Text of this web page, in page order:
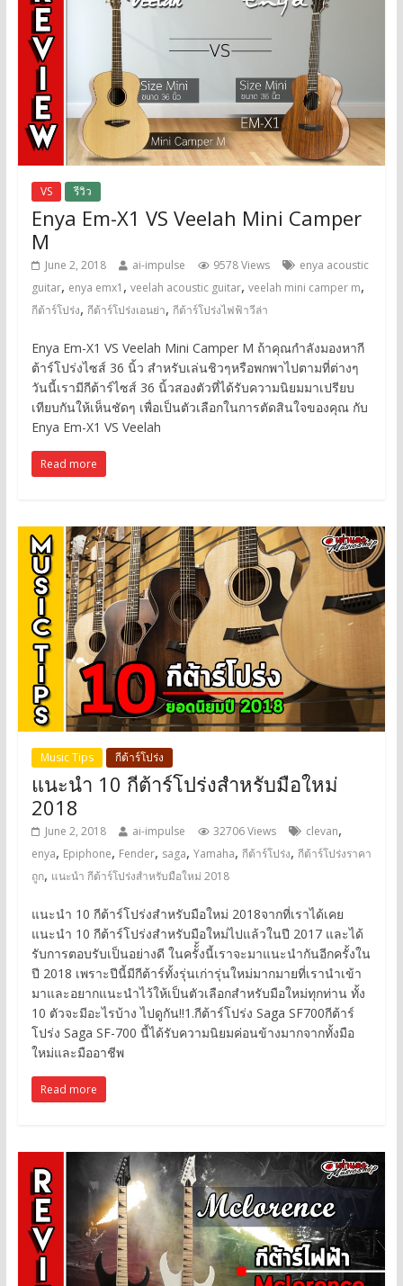
VS รีวิว
Enya Em-X1 VS Veelah Mini Camper
M
June 2, 2018 ai-impulse 9578 Views
enya acoustic
guitar, enya emx1 , veelah acoustic guitar, veelah mini camper m,
กีต้าร์โปร่ง, กีต้าร์โปร่งเอนย่า, กีต้าร์โปร่งไฟฟ้าวีล่า
Enya Em-X1 VS Veelah Mini Camper M ถ้าคุณกำลังมองหากี
ต้าร์โปร่งไซส์ 36 นิ้ว สำหรับเล่นชิวๆหรือพกพาไปตามที่ต่างๆ
วันนี้เรามีกีต้าร์ไซส์ 36 นิ้วสองตัวที่ได้รับความนิยมมาเปรียบ
เทียบกันให้เห็นชัดๆ เพื่อเป็นตัวเลือกในการตัดสินใจของคุณ กับ
Enya Em-X1 VS Veelah
Read more
Music Tips กีต้าร์โปร่ง
แนะนำ 10 กีต้าร์โปร่งสำหรับมือใหม่
2018
June 2, 2018 ai-impulse 32706 Views clevan,
enya, Epiphone, Fender, saga, Yamaha, กีต้าร์โปร่ง, กีต้าร์โปร่งราคา
ถูก, แนะนำ กีต้าร์โปร่งสำหรับมือใหม่ 2018
แนะนำ 10 กีต้าร์โปร่งสำหรับมือใหม่ 2018จากที่เราได้เคย
แนะนำ 10 กีต้าร์โปร่งสำหรับมือใหม่ไปแล้วในปี 2017 และได้
รับการตอบรับเป็นอย่างดี ในครัั้งนี้เราจะมาแนะนำกันอีกครั้งใน
ปี 2018 เพราะปีนี้มีกีต้าร์ทั้งรุ่นเก่ารุ่นใหม่มากมายที่เรานำเข้า
มาและอยากแนะนำไว้ให้เป็นตัวเลือกสำหรับมือใหม่ทุกท่าน ทั้ง
10 ตัวจะมีอะไรบ้าง ไปดูกัน!!1.กีต้าร์โปร่ง Saga SF700กีต้าร์
โปร่ง Saga SF-700 นี้ได้รับความนิยมค่อนข้างมากจากทั้งมือ
ใหม่และมืออาชีพ
Read more